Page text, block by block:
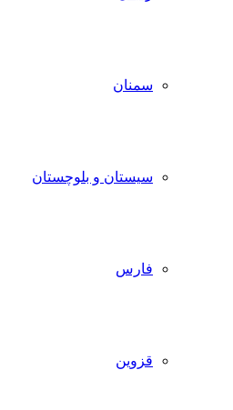
سمنان
سیستان و بلوچستان
فارس
قزوین